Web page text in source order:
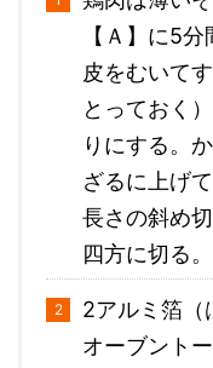
【Ａ】に5
皮をむいて
とっておく
りにする。
ざるに上げ
長さの斜め
四方に切る
2アルミ箔（
オーブント